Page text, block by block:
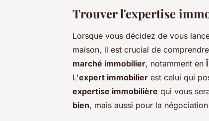
Trouver l'expertise
Lorsque vous décidez de vous
maison, il est crucial de
marché immobilier, notamment en
L'expert immobilier est celui qui
expertise immobilière qui vous
bien, mais aussi pour la